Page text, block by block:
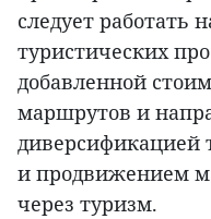
следует работать
туристических
добавленной
маршрутов и
диверсификацией
и продвижением
через туризм.